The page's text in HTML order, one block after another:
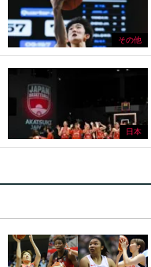
その他
日本